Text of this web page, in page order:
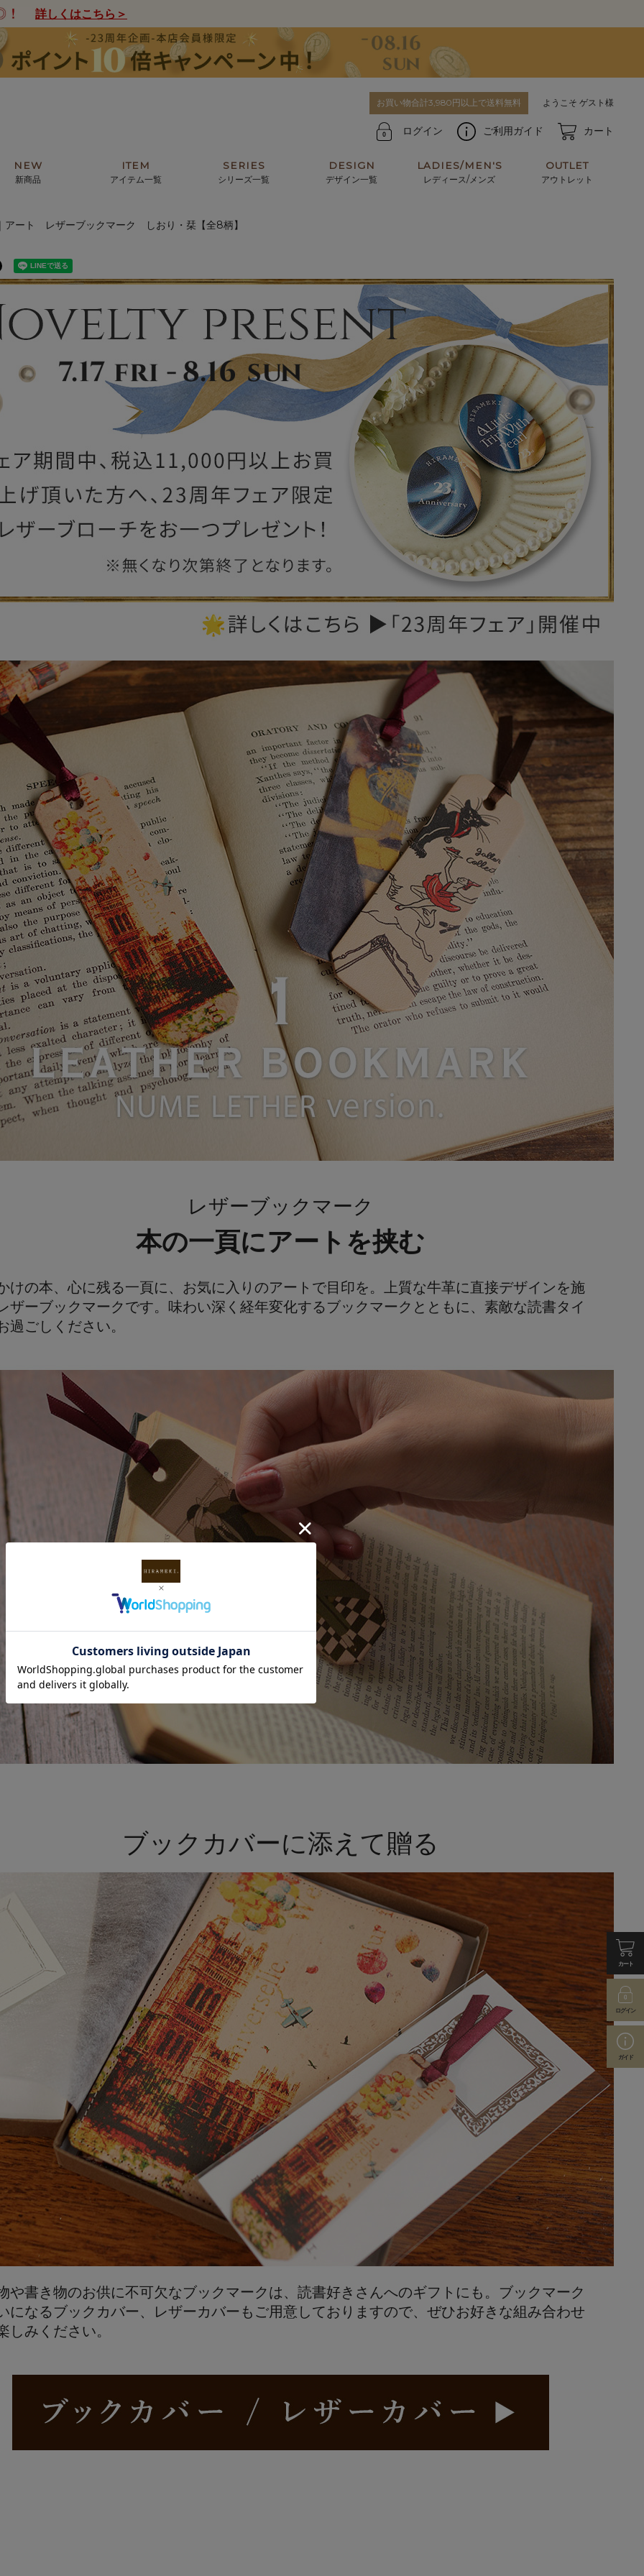
詳しくはこちら＞
お買い物合計3,980円以上で送料無料 ようこそ ゲスト様
ログイン ご利用ガイド カート
NEW
新商品
ITEM
アイテム一覧
パスケース
チャーム・キーホルダー アクセサリー レザーケア用品 その他
SERIES
シリーズ一覧
コメット
ルリユール
アニマルズ
ブライトン
アートフラグメント
DESIGN
デザイン一覧
アートから探す マテリアルから探す
LADIES/MEN'S
レディース/メンズ
For ladies
OUTLET
アウトレット
アート レザーブックマーク しおり・栞【全8柄】
レザーブックマーク
本の一頁にアートを挟む
けの本、心に残る一頁に、お気に入りのアートで目印を。上質な牛革に直接デザインを施
ザーブックマークです。味わい深く経年変化するブックマークとともに、素敵な読書タイ
過ごしください。
ブックカバーに添えて贈る
や書き物のお供に不可欠なブックマークは、読書好きさんへのギフトにも。ブックマーク
になるブックカバー、レザーカバーもご用意しておりますので、ぜひお好きな組み合わせ
しみください。
カート
ログイン
ガイド